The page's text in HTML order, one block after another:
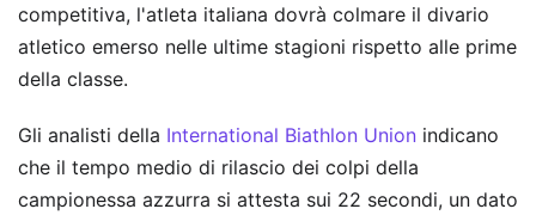
competitiva, l'atleta italiana dovrà colmare il divario
atletico emerso nelle ultime stagioni rispetto alle prime
della classe.
Gli analisti della International Biathlon Union indicano
che il tempo medio di rilascio dei colpi della
campionessa azzurra si attesta sui 22 secondi, un dato